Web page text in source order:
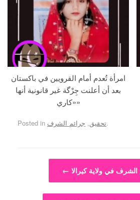
امرأة تُعدم أمام القرويين في باكستان
بعد أن أعلنت جِرْگة غير قانونية أنها
«كاري»
Posted in تحقيق, جرائم الشرف .
Post navigation
←